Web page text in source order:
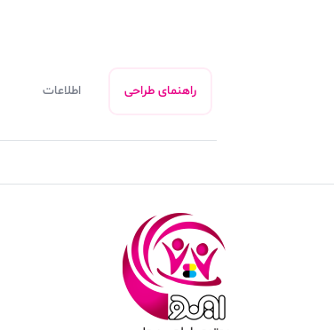
راهنمای طراحی اطلاعات